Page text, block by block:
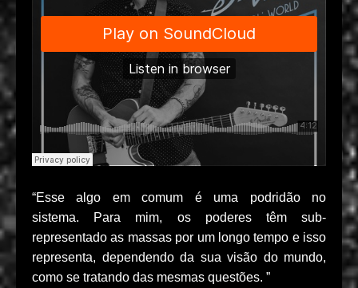
“Esse algo em comum é uma podridão no
sistema. Para mim, os poderes têm sub-
representado as massas por um longo tempo e isso
representa, dependendo da sua visão do mundo,
como se tratando das mesmas questões. ”